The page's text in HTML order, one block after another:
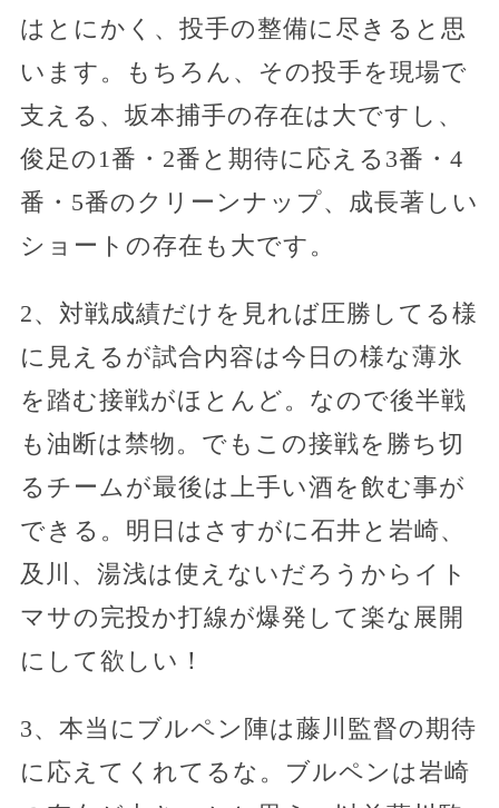
はとにかく、投手の整備に尽きると思
います。もちろん、その投手を現場で
支える、坂本捕手の存在は大ですし、
俊足の1番・2番と期待に応える3番・4
番・5番のクリーンナップ、成長著しい
ショートの存在も大です。
2、対戦成績だけを見れば圧勝してる様
に見えるが試合内容は今日の様な薄氷
を踏む接戦がほとんど。なので後半戦
も油断は禁物。でもこの接戦を勝ち切
るチームが最後は上手い酒を飲む事が
できる。明日はさすがに石井と岩崎、
及川、湯浅は使えないだろうからイト
マサの完投か打線が爆発して楽な展開
にして欲しい！
3、本当にブルペン陣は藤川監督の期待
に応えてくれてるな。ブルペンは岩崎